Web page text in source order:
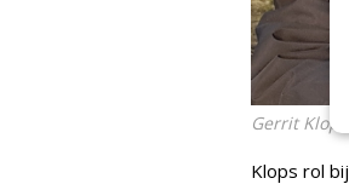
Gerrit Klop
Klops rol